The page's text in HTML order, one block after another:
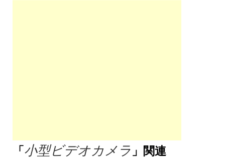
「 小型ビデオカメラ 」関連